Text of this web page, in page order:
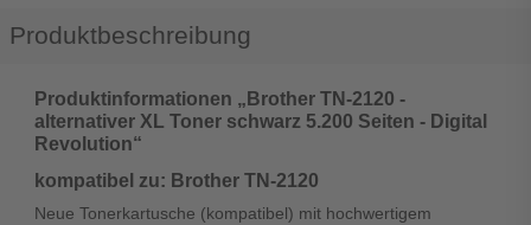
Produktbeschreibung
Produktinformationen „Brother TN-2120 -
alternativer XL Toner schwarz 5.200 Seiten - Digital
Revolution“
kompatibel zu: Brother TN-2120
Neue Tonerkartusche (kompatibel) mit hochwertigem